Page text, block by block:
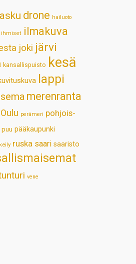
drone hailuoto
ihmiset ilmakuva
joki järvi
kansallispuisto kesä
lappi
merenranta
Oulu perämeri pohjois-
puu pääkaupunki
ruska saari saaristo
vene